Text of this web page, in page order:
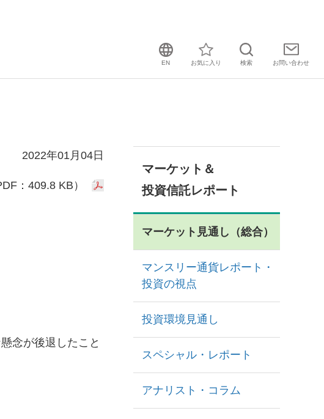
EN お気に入り 検索 お問い合わせ
2022年01月04日
：409.8 KB）
念が後退したこと
マーケット＆
投資信託レポート
マーケット見通し（総合）
マンスリー通貨レポート・
投資の視点
投資環境見通し
スペシャル・レポート
アナリスト・コラム